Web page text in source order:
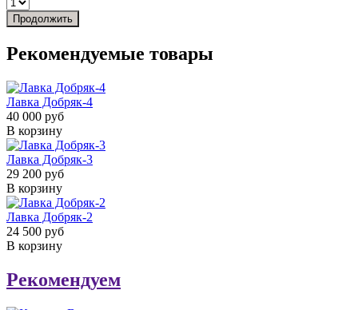
Продолжить
Рекомендуемые товары
Лавка Добряк-4
40 000 руб
В корзину
Лавка Добряк-3
29 200 руб
В корзину
Лавка Добряк-2
24 500 руб
В корзину
Рекомендуем